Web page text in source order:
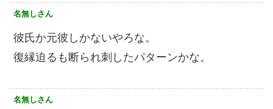
名無しさん
彼氏か元彼しかないやろな。
復縁迫るも断られ刺したパターンかな。
名無しさん